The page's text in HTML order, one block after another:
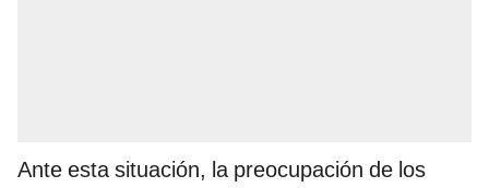
Ante esta situación, la preocupación de los